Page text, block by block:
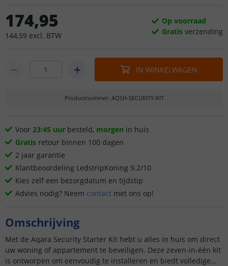
174,95
144,59 excl. BTW
Op voorraad
Gratis verzending
IN WINKELWAGEN
Productnummer: AQSH-SECURITY-KIT
Voor 23:45 uur besteld, morgen in huis
Gratis retour binnen 100 dagen
2 jaar garantie
Klantbeoordeling LedstripKoning 9.2/10
Kies zelf een bezorgdatum en tijdstip
Advies nodig? Neem contact met ons op!
Omschrijving
Met de Aqara Security Starter Kit hebt u alles in huis om direct
uw woning of appartement te beveiligen. Deze zeven-in-één kit
is ontworpen om eenvoudig te installeren en biedt volledige